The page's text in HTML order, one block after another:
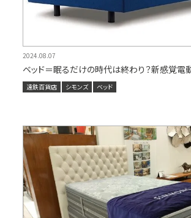
2024.08.07
ベッド＝眠るだけの時代は終わり？新感覚電動
遠鉄百貨店 シモンズ ベッド